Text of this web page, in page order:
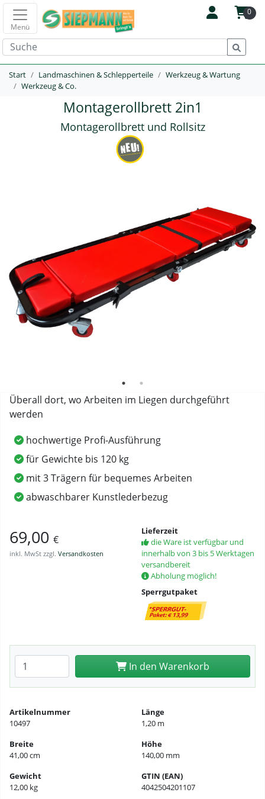
0
Menü
Start Landmaschinen & Schlepperteile
Werkzeug & Wartung
Werkzeug & Co.
Montagerollbrett 2in1
Montagerollbrett und Rollsitz
Überall dort, wo Arbeiten im Liegen durchgeführt
werden
hochwertige Profi-Ausführung
für Gewichte bis 120 kg
mit 3 Trägern für bequemes Arbeiten
abwaschbarer Kunstlederbezug
69,00 €
inkl. MwSt zzgl. Versandkosten
Lieferzeit
die Ware ist verfügbar und
innerhalb von 3 bis 5 Werktagen
versandbereit
Abholung möglich!
Sperrgutpaket
Anzahl eingeben In den Warenkorb
Artikelnummer
10497
Länge
1,20 m
Breite
41,00 cm
Höhe
140,00 mm
Gewicht
12,00 kg
GTIN (EAN)
4042504201107